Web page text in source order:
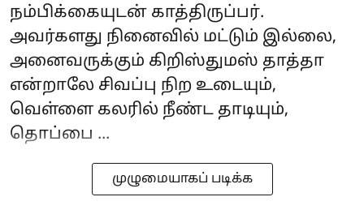
நம்பிக்கையுடன் காத்திருப்பர்.
அவர்களது நினைவில் மட்டும் இல்லை,
அனைவருக்கும் கிறிஸ்துமஸ் தாத்தா
என்றாலே சிவப்பு நிற உடையும்,
வெள்ளை கலரில் நீண்ட தாடியும்,
தொப்பை ...
முழுமையாகப் படிக்க